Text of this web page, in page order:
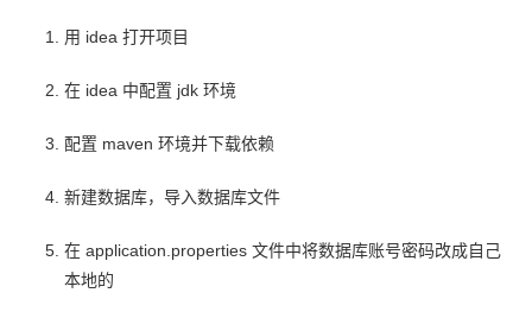
用 idea 打开项目
在 idea 中配置 jdk 环境
配置 maven 环境并下载依赖
新建数据库，导入数据库文件
在 application.properties 文件中将数据库账号密码改成自己
本地的